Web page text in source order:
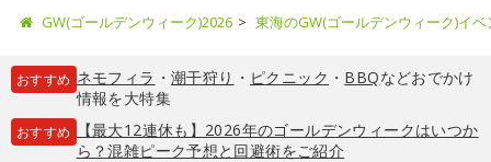
GW(ゴールデンウィーク)2026 東海のGW(ゴールデンウィーク)イ
おすすめ ネモフィラ ・ 潮干狩り ・ ピクニック ・ BBQなどおでかけ
情報を大特集
おすすめ
【最大12連休も】2026年のゴールデンウィークはいつか
ら？混雑ピーク予想と回避術をご紹介